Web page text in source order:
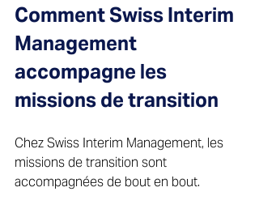
Comment Swiss Interim
Management
accompagne les
missions de transition
Chez Swiss Interim Management, les
missions de transition sont
accompagnées de bout en bout.